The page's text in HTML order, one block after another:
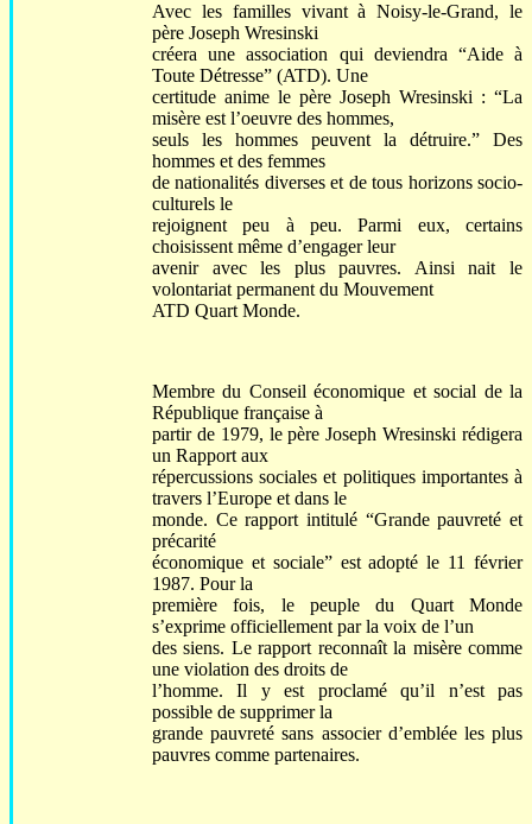
Avec les familles vivant à Noisy-le-Grand, le
père Joseph Wresinski
créera une association qui deviendra “Aide à
Toute Détresse” (ATD). Une
certitude anime le père Joseph Wresinski : “La
misère est l’oeuvre des hommes,
seuls les hommes peuvent la détruire.” Des
hommes et des femmes
de nationalités diverses et de tous horizons socio-
culturels le
rejoignent peu à peu. Parmi eux, certains
choisissent même d’engager leur
avenir avec les plus pauvres. Ainsi nait le
volontariat permanent du Mouvement
ATD Quart Monde.
Membre du Conseil économique et social de la
République française à
partir de 1979, le père Joseph Wresinski rédigera
un Rapport aux
répercussions sociales et politiques importantes à
travers l’Europe et dans le
monde. Ce rapport intitulé “Grande pauvreté et
précarité
économique et sociale” est adopté le 11 février
1987. Pour la
première fois, le peuple du Quart Monde
s’exprime officiellement par la voix de l’un
des siens. Le rapport reconnaît la misère comme
une violation des droits de
l’homme. Il y est proclamé qu’il n’est pas
possible de supprimer la
grande pauvreté sans associer d’emblée les plus
pauvres comme partenaires.